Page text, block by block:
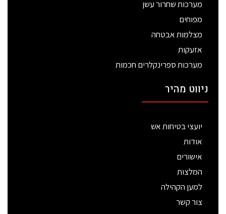
מערכות שחרור עשן
מפוחים
מצלמות אבטחה
אזעקות
מערכות ספרינקלרים חכמות
ניווט מהיר
יועצי בטיחות אש
אודות
אישורים
המלצות
למען הקהילה
צור קשר